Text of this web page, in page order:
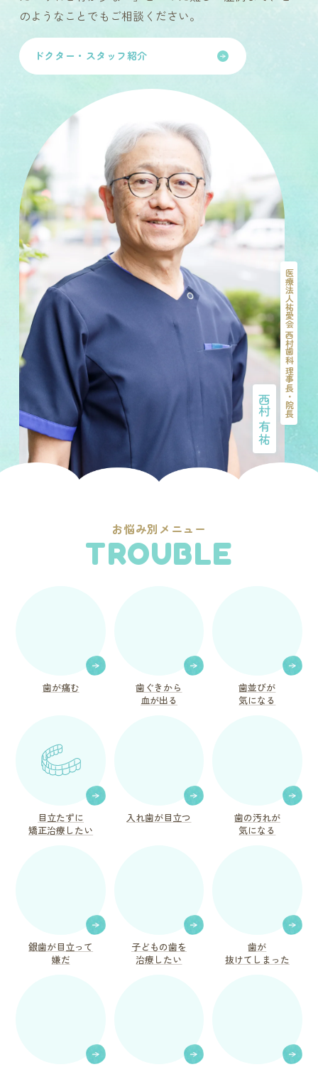
のようなことでもご相談ください。
ドクター・スタッフ紹介
医療法人祐愛会 西村歯科 理事長・院長
西村 有祐
お悩み別メニュー
TROUBLE
歯が痛む
歯ぐきから
血が出る
歯並びが
気になる
目立たずに
矯正治療したい
入れ歯が目立つ
歯の汚れが
気になる
銀歯が目立って
嫌だ
子どもの歯を
治療したい
歯が
抜けてしまった